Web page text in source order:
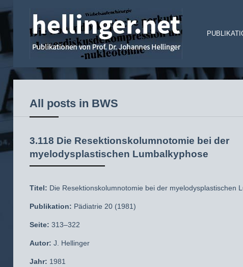
All posts in BWS
3.118 Die Resektionskolumnotomie bei der
myelodysplastischen Lumbalkyphose
Titel: Die Resektionskolumnotomie bei der myelodysplastischen
Publikation: Pädiatrie 20 (1981)
Seite: 313–322
Autor: J. Hellinger
Jahr: 1981